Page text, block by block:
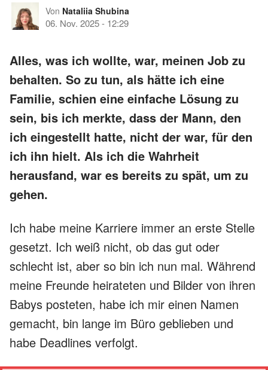
Von Nataliia Shubina
06. Nov. 2025- 12:29
Alles, was ich wollte, war, meinen Job zu
behalten. So zu tun, als hätte ich eine
Familie, schien eine einfache Lösung zu
sein, bis ich merkte, dass der Mann, den
ich eingestellt hatte, nicht der war, für den
ich ihn hielt. Als ich die Wahrheit
herausfand, war es bereits zu spät, um zu
gehen.
Ich habe meine Karriere immer an erste Stelle
gesetzt. Ich weiß nicht, ob das gut oder
schlecht ist, aber so bin ich nun mal. Während
meine Freunde heirateten und Bilder von ihren
Babys posteten, habe ich mir einen Namen
gemacht, bin lange im Büro geblieben und
habe Deadlines verfolgt.